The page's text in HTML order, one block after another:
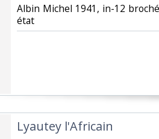
‎Albin Michel 1941, in-12
état‎
‎Lyautey l'Africain‎